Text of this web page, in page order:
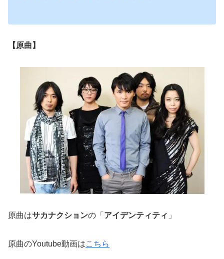
【原曲】
原曲はサカナクションの「 アイデンティティ 」
原曲のYoutube動画はこちら